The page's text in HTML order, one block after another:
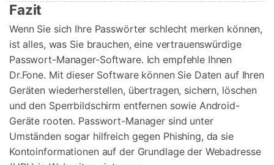
Fazit
Wenn Sie sich Ihre Passwörter schlecht merken können,
ist alles, was Sie brauchen, eine vertrauenswürdige
Passwort-Manager-Software. Ich empfehle Ihnen
Dr.Fone. Mit dieser Software können Sie Daten auf Ihren
Geräten wiederherstellen, übertragen, sichern, löschen
und den Sperrbildschirm entfernen sowie Android-
Geräte rooten. Passwort-Manager sind unter
Umständen sogar hilfreich gegen Phishing, da sie
Kontoinformationen auf der Grundlage der Webadresse